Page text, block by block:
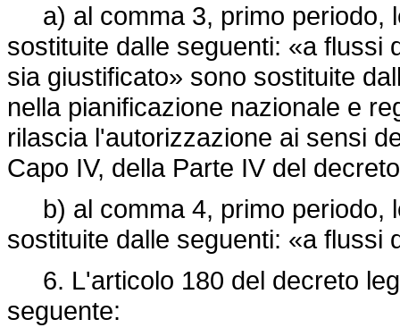
a) al comma 3, primo periodo,
sostituite dalle seguenti: «a flussi
sia giustificato» sono sostituite
nella pianificazione nazionale e
rilascia l'autorizzazione ai sensi
Capo IV, della Parte IV del
b) al comma 4, primo periodo,
sostituite dalle seguenti: «a flussi
6. L'articolo 180 del decreto
seguente: